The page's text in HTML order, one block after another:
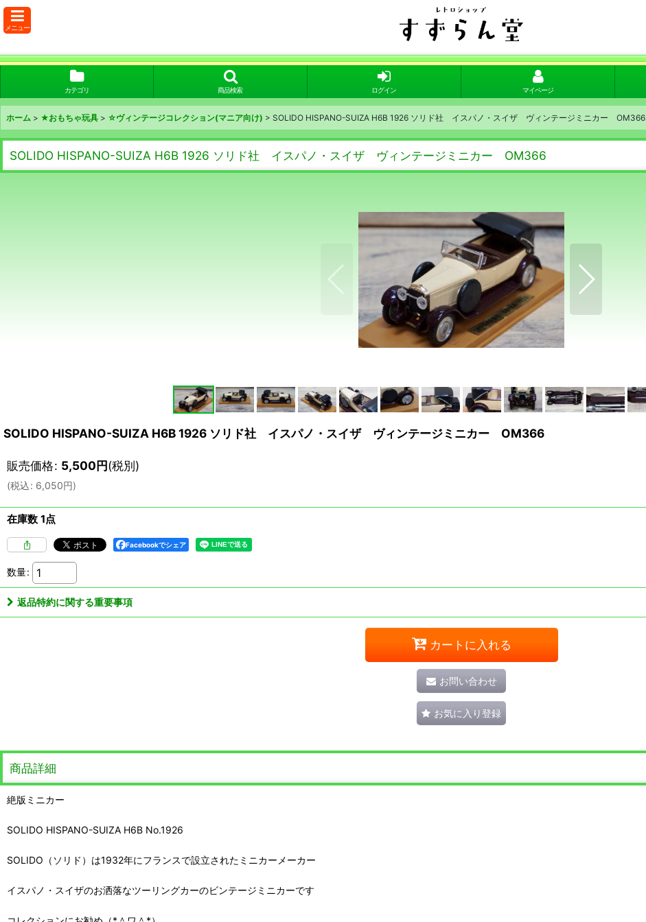
メニュー
カテゴリ 商品検索 ログイン マイページ
ホーム > ★おもちゃ玩具 > ☆ヴィンテージコレクション(マニア向け) > SOLIDO HISPANO-SUIZA H6B 1926 ソリド社 イスパノ・スイザ ヴィンテージミニカー OM366
SOLIDO HISPANO-SUIZA H6B 1926 ソリド社 イスパノ・スイザ ヴィンテージミニカー OM366
SOLIDO HISPANO-SUIZA H6B 1926 ソリド社 イスパノ・スイザ ヴィンテージミニカー OM366
販売価格: 5,500円(税別)
(税込: 6,050円)
在庫数 1点
Facebookでシェア
数量:
返品特約に関する重要事項
カートに入れる
お問い合わせ
お気に入り登録
商品詳細
絶版ミニカー
SOLIDO HISPANO-SUIZA H6B No.1926
SOLIDO（ソリド）は1932年にフランスで設立されたミニカーメーカー
イスパノ・スイザのお洒落なツーリングカーのビンテージミニカーです